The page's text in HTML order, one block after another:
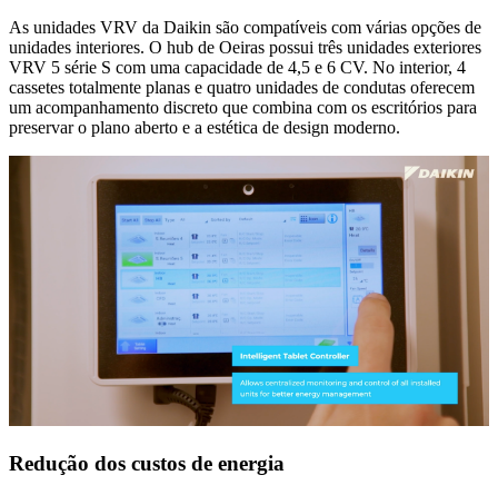
As unidades VRV da Daikin são compatíveis com várias opções de
unidades interiores. O hub de Oeiras possui três unidades exteriores
VRV 5 série S com uma capacidade de 4,5 e 6 CV. No interior, 4
cassetes totalmente planas e quatro unidades de condutas oferecem
um acompanhamento discreto que combina com os escritórios para
preservar o plano aberto e a estética de design moderno.
Redução dos custos de energia